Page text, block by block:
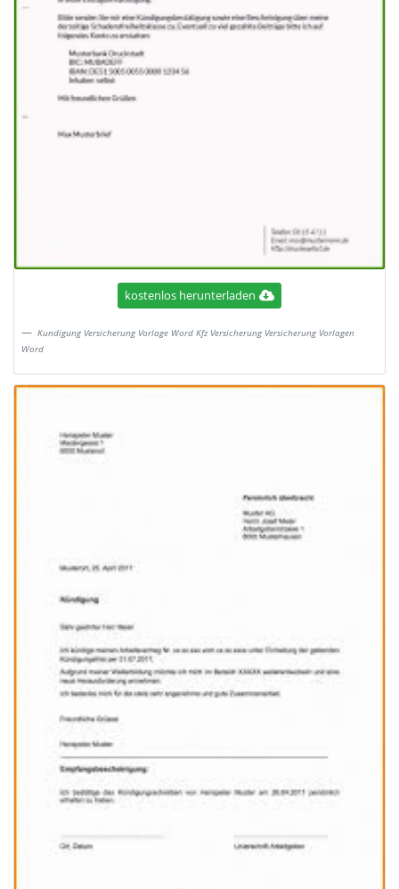
kostenlos herunterladen
Kundigung Versicherung Vorlage Word Kfz Versicherung Versicherung Vorlagen
Word